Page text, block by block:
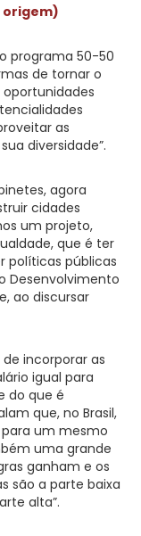
origem)
programa 50-50
de tornar o
as
diversidade”.
agora
cidades
um projeto,
que é ter
políticas públicas
Desenvolvimento
ao discursar
incorporar as
igual para
do que é
que, no Brasil,
um mesmo
uma grande
ganham e os
são a parte baixa
alta”.